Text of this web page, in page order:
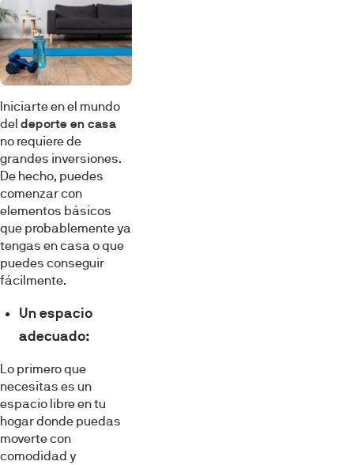
Iniciarte en el mundo
del deporte en casa
no requiere de
grandes inversiones.
De hecho, puedes
comenzar con
elementos básicos
que probablemente ya
tengas en casa o que
puedes conseguir
fácilmente.
Un espacio
adecuado:
Lo primero que
necesitas es un
espacio libre en tu
hogar donde puedas
moverte con
comodidad y